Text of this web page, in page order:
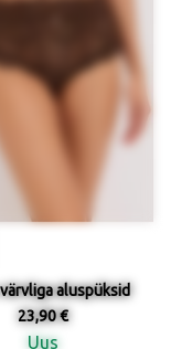
aluspüksid
23,90 €
Uus